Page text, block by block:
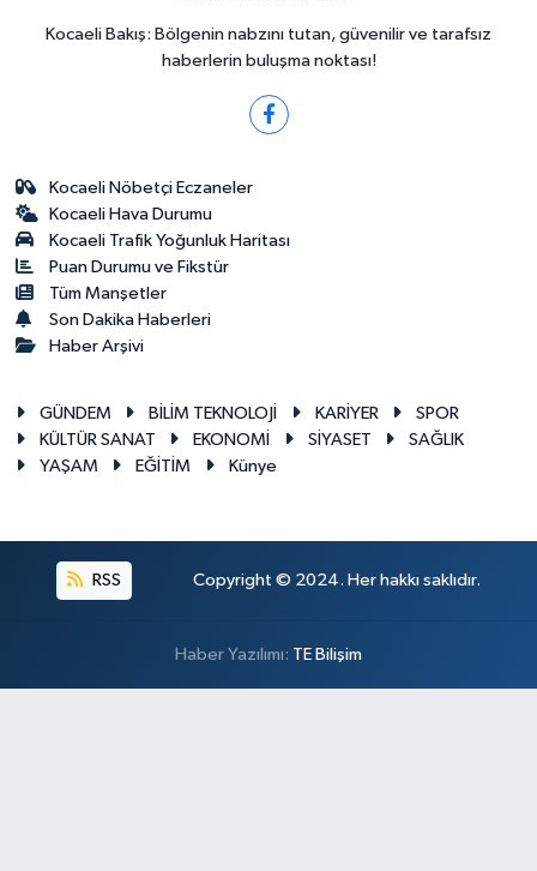
Kocaeli Bakış: Bölgenin nabzını tutan, güvenilir ve tarafsız
haberlerin buluşma noktası!
Kocaeli Nöbetçi Eczaneler
Kocaeli Hava Durumu
Kocaeli Trafik Yoğunluk Haritası
Puan Durumu ve Fikstür
Tüm Manşetler
Son Dakika Haberleri
Haber Arşivi
GÜNDEM BİLİM TEKNOLOJİ KARİYER
SPOR
KÜLTÜR SANAT
EKONOMİ SİYASET
SAĞLIK
YAŞAM
EĞİTİM Künye
RSS Copyright © 2024. Her hakkı saklıdır.
Haber Yazılımı: TE Bilişim